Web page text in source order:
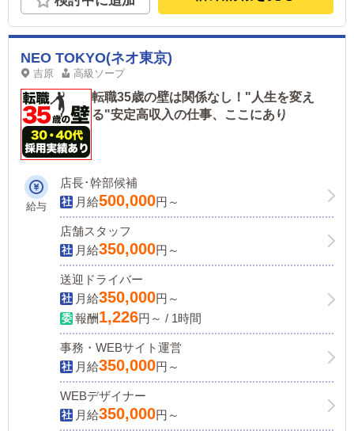
NEO TOKYO(ネオ東京)
吉原 高級ソープ
転職35歳の壁は関係なし！"人生を変え
る"安定高収入の仕事、ここにあり
給与
店長･幹部候補
月給500,000円～
店舗スタッフ
月給350,000円～
送迎ドライバー
月給350,000円～
報酬1,226円～ / 1時間
事務・WEBサイト運営
月給350,000円～
WEBデザイナー
月給350,000円～